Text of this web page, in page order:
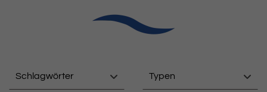
Schlagwörter Typen